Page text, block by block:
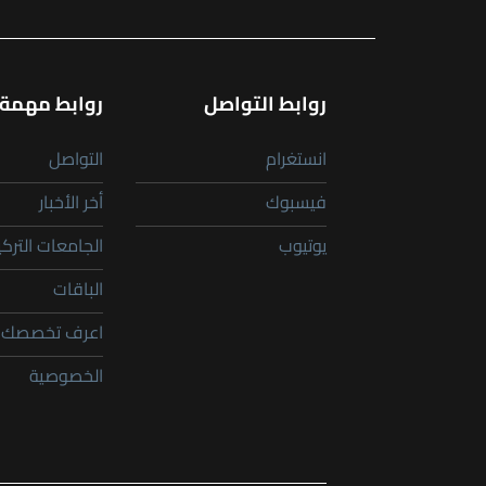
روابط التواصل
انستغرام
فيسبوك
يوتيوب
روابط مهمة
التواصل
أخر الأخبار
الجامعات
الباقات
اعرف تخصصك
الخصوصية